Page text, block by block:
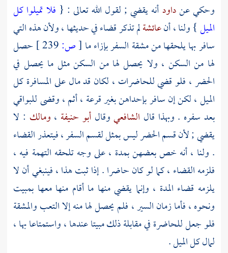
وحكي عنداودأنه يقضي ; لقول الله تعالى : { فلا تميلوا كل
الميل} ولنا ، أنعائشةلم تذكر قضاء في حديثها ، ولأن هذه التي
سافر بها يلحقها من مشقة السفر بإزاء ما [ص:
حصل
لها من السكن ، ولا يحصل لها من السكن مثل ما يحصل في
الحضر ، فلو قضي للحاضرات ، لكان قد مال على المسافرة كل
الميل ، لكن إن سافر بإحداهن بغير قرعة ، أثم ، وقضى للبواقي
بعد سفره . وبهذا قال الشافعيوقالأبو حنيفة ، ومالك : لا
يقضي ; لأن قسم الحضر ليس بمثل لقسم السفر ، فيتعذر القضاء
. ولنا ، أنه خص بعضهن بمدة ، على وجه تلحقه التهمة فيه ،
فلزمه القضاء ، كما لو كان حاضرا . إذا ثبت هذا ، فينبغي أن لا
يلزمه قضاء المدة ، وإنما يقضي منها ما أقام منها معها بمبيت
ونحوه ، فأما زمان السير ، فلم يحصل لها منه إلا التعب والمشقة
فلو جعل للحاضرة في مقابلة ذلك مبيتا عندها ، واستمتاعا بها ،
لمال كل الميل .